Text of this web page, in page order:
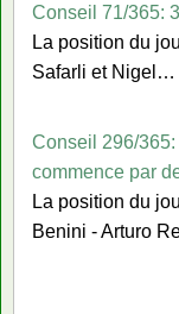
Conseil 71/365:
La position du
Safarli et Nigel…
Conseil 296/
commence par
La position du
Benini - Arturo